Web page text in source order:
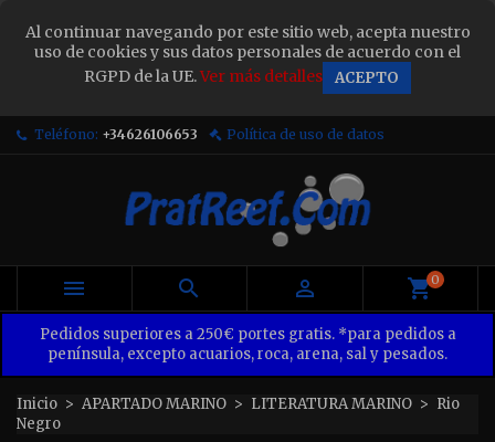
Al continuar navegando por este sitio web, acepta nuestro
uso de cookies y sus datos personales de acuerdo con el
RGPD de la UE.Ver más detalles ACEPTO
Teléfono: +34626106653 Política de uso de datos
   0
Pedidos superiores a 250€ portes gratis. *para pedidos a
península, excepto acuarios, roca, arena, sal y pesados.
Inicio APARTADO MARINO LITERATURA MARINO
Rio
Negro
Sign in ×
You need to be logged in to save products in your
wish list.